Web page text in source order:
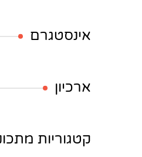
אינסטגרם
ארכיון
קטגוריות